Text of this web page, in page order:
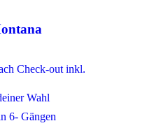
Check-out inkl.
Wahl
6- Gängen